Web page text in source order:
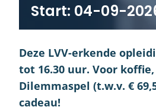
04-09-
Deze LVV-erkende
tot 16.30 uur. Voor
Dilemmaspel (t.w.v. €
cadeau!